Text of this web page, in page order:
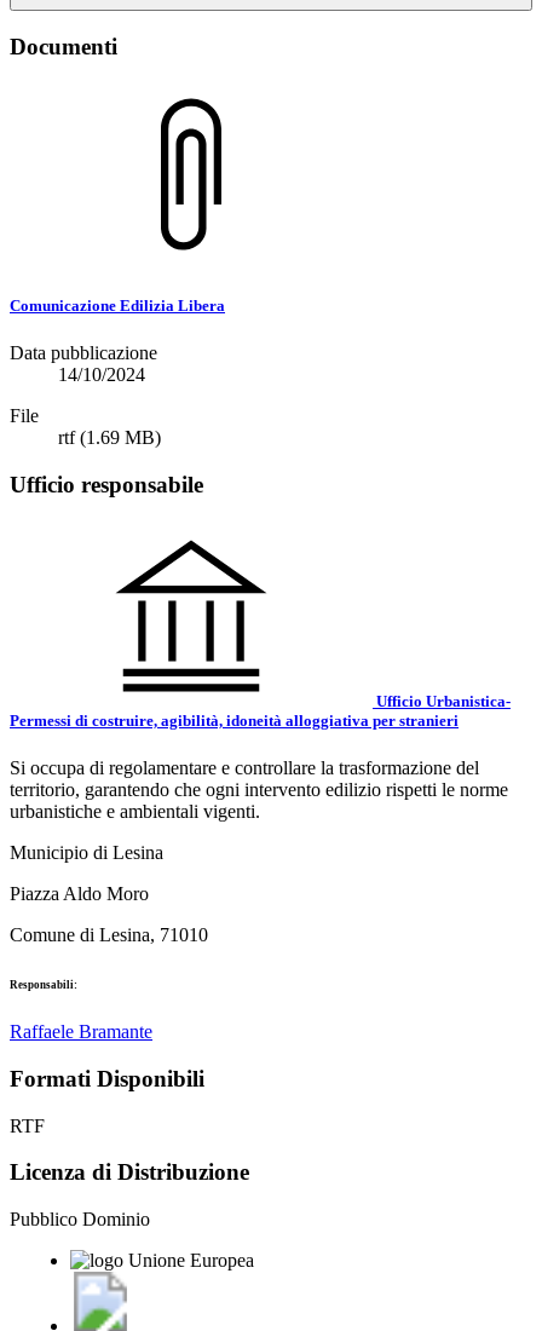
Documenti
Comunicazione Edilizia Libera
Data pubblicazione
14/10/2024
File
rtf(1.69 MB)
Ufficio responsabile
Ufficio Urbanistica-
Permessi di costruire, agibilità, idoneità alloggiativa per stranieri
Si occupa di regolamentare e controllare la trasformazione del
territorio, garantendo che ogni intervento edilizio rispetti le norme
urbanistiche e ambientali vigenti.
Municipio di Lesina
Piazza Aldo Moro
Comune di Lesina, 71010
Responsabili:
Raffaele Bramante
Formati Disponibili
RTF
Licenza di Distribuzione
Pubblico Dominio